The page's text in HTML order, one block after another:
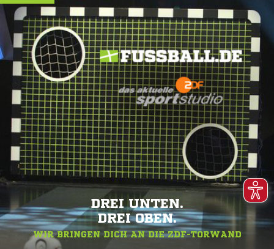
DREI UNTEN.
DREI OBEN.
WIR BRINGEN DICH AN DIE ZDF-TORWAND